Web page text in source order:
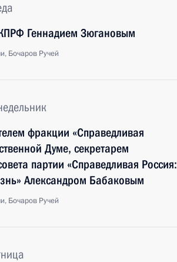
Геннадием Зюгановым
Бочаров Ручей
фракции «Справедливая
Думе, секретарем
партии «Справедливая Россия:
Александром Бабаковым
Бочаров Ручей